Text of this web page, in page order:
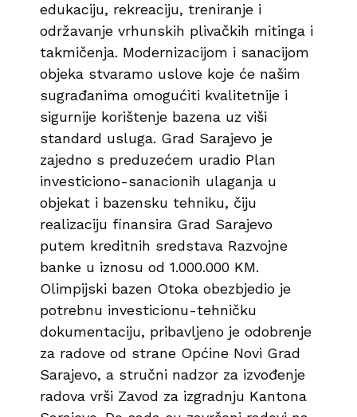
edukaciju, rekreaciju, treniranje i
održavanje vrhunskih plivačkih mitinga i
takmičenja. Modernizacijom i sanacijom
objeka stvaramo uslove koje će našim
sugrađanima omogućiti kvalitetnije i
sigurnije korištenje bazena uz viši
standard usluga. Grad Sarajevo je
zajedno s preduzećem uradio Plan
investiciono-sanacionih ulaganja u
objekat i bazensku tehniku, čiju
realizaciju finansira Grad Sarajevo
putem kreditnih sredstava Razvojne
banke u iznosu od 1.000.000 KM.
Olimpijski bazen Otoka obezbjedio je
potrebnu investicionu-tehničku
dokumentaciju, pribavljeno je odobrenje
za radove od strane Općine Novi Grad
Sarajevo, a stručni nadzor za izvođenje
radova vrši Zavod za izgradnju Kantona